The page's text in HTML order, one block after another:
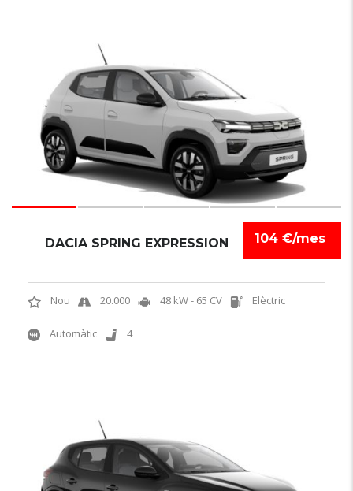
104 €/mes
DACIA SPRING EXPRESSION
Nou 20.000 48 kW - 65 CV Elèctric
Automàtic 4